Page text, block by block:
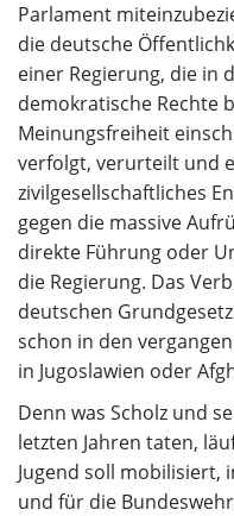
Parlament
die deutsche
einer Regierung, die in
demokratische Rechte
Meinungsfreiheit
verfolgt, verurteilt und
zivilgesellschaftliches
gegen die massive
direkte Führung oder
die Regierung. Das
deutschen
schon in den
in Jugoslawien oder
Denn was Scholz und
letzten Jahren taten,
Jugend soll mobilisiert,
und für die